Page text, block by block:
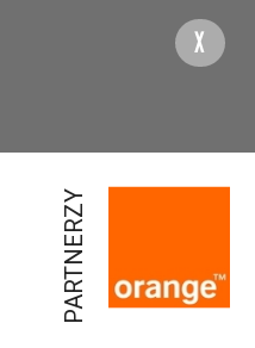
X
PARTNERZY